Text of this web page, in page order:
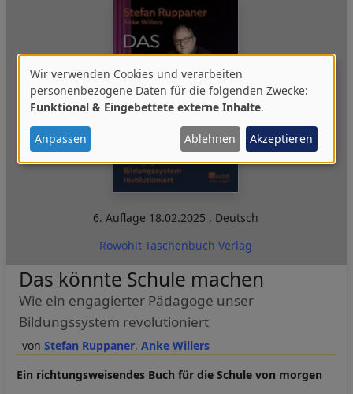
6. Auflage 18.02.2025 , Deutsch
Rowohlt Taschenbuch Verlag
Stefan Ruppaner Anke Willers
Das könnte Schule machen
Wie ein engagierter Pädagoge unser
Bildungssystem revolutioniert
Ein richtungsweisendes Buch für die Schule von morgen
Verwendung
von
personenbezogenen
Daten
Wir verwenden Cookies und verarbeiten
personenbezogene Daten für die folgenden Zwecke:
Funktional & Eingebettete externe Inhalte.
Anpassen Ablehnen Akzeptieren